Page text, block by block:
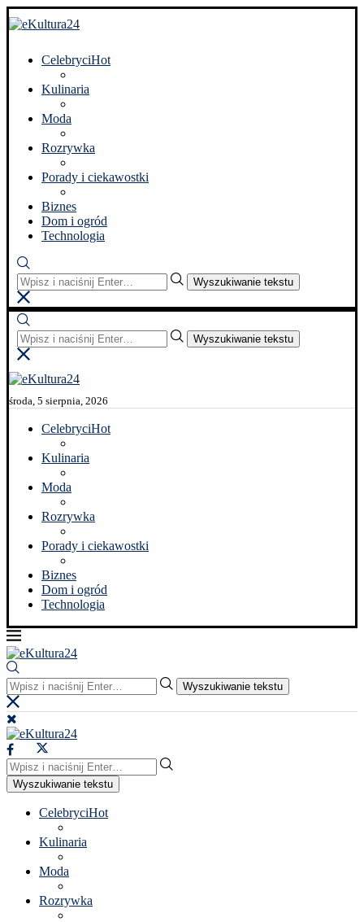
CelebryciHot
Kulinaria
Moda
Rozrywka
Porady i ciekawostki
Biznes
Dom i ogród
Technologia
Wyszukiwanie tekstu
Wyszukiwanie tekstu
środa, 5 sierpnia, 2026
CelebryciHot
Kulinaria
Moda
Rozrywka
Porady i ciekawostki
Biznes
Dom i ogród
Technologia
Wyszukiwanie tekstu
Wyszukiwanie tekstu
CelebryciHot
Kulinaria
Moda
Rozrywka